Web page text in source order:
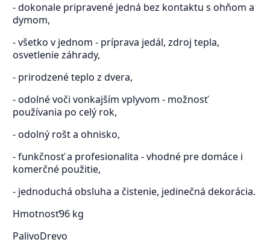
- dokonale pripravené jedná bez kontaktu s ohňom a
dymom,
- všetko v jednom - príprava jedál, zdroj tepla,
osvetlenie záhrady,
- prirodzené teplo z dvera,
- odolné voči vonkajším vplyvom - možnosť
používania po celý rok,
- odolný rošt a ohnisko,
- funkčnosť a profesionalita - vhodné pre domáce i
komerčné použitie,
- jednoduchá obsluha a čistenie, jedinečná dekorácia.
Hmotnosť96 kg
PalivoDrevo